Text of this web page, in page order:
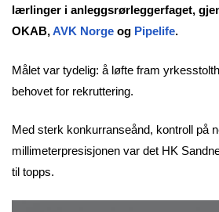
lærlinger i anleggsrørleggerfaget,
OKAB,AVK Norge og Pipelife.
Målet var tydelig: å løfte fram
behovet for rekruttering.
Med sterk konkurranseånd, kontroll på
millimeterpresisjonen var det HK
til topps.